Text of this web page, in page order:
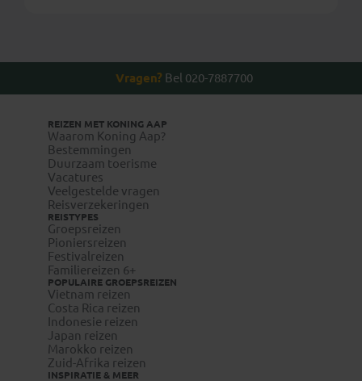
Vragen? Bel 020-7887700
REIZEN MET KONING AAP
Waarom Koning Aap?
Bestemmingen
Duurzaam toerisme
Vacatures
Veelgestelde vragen
Reisverzekeringen
REISTYPES
Groepsreizen
Pioniersreizen
Festivalreizen
Familiereizen 6+
POPULAIRE GROEPSREIZEN
Vietnam reizen
Costa Rica reizen
Indonesie reizen
Japan reizen
Marokko reizen
Zuid-Afrika reizen
INSPIRATIE & MEER